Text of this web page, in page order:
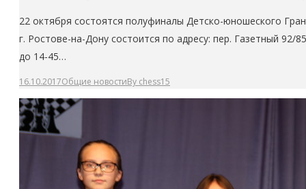
22 октября состоятся полуфиналы Детско-юношеского
г. Ростове-на-Дону состоится по адресу: пер. Газетный
до 14-45…
16.10.2017Общие новостиBy chess15